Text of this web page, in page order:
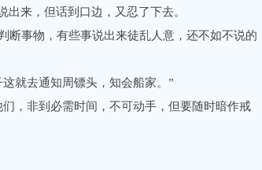
来，但话到口边，又忍了下去。
事物，有些事说出来徒乱人意，还不如不说的
就去通知周镖头，知会船家。”
非到必需时间，不可动手，但要随时暗作戒